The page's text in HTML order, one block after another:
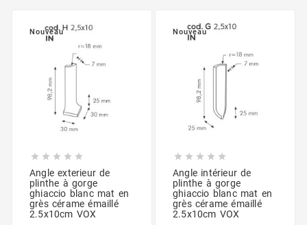
Nouveau
    
Angle exterieur de
plinthe à gorge
ghiaccio blanc mat en
grès cérame émaillé
2.5x10cm VOX
Nouveau
    
Angle intérieur de
plinthe à gorge
ghiaccio blanc mat en
grès cérame émaillé
2.5x10cm VOX